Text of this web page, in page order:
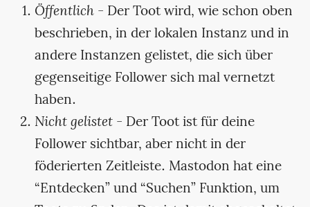
Öffentlich- Der Toot wird, wie schon oben
beschrieben, in der lokalen Instanz und in
andere Instanzen gelistet, die sich über
gegenseitige Follower sich mal vernetzt
haben.
Nicht gelistet- Der Toot ist für deine
Follower sichtbar, aber nicht in der
föderierten Zeitleiste. Mastodon hat eine
“Entdecken” und “Suchen” Funktion, um